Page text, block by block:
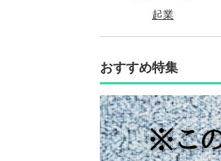
起業
おすすめ特集